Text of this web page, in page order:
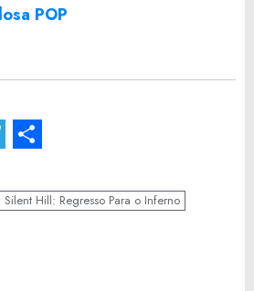
POP
Share
Hill: Regresso Para o Inferno